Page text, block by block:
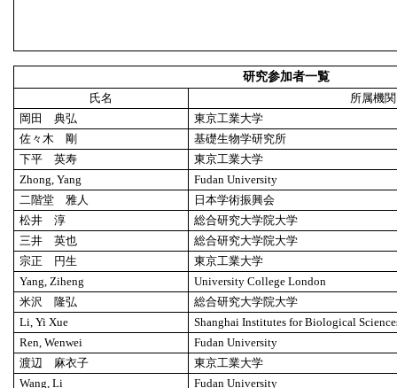
研究参加者一覧
氏名
所属機関
岡田 典弘
東京工業大学
佐々木 剛
基礎生物学研究所
下平 英寿
東京工業大学
Zhong, Yang
Fudan University
二階堂 雅人
日本学術振興会
松井 淳
総合研究大学院大学
三井 英也
総合研究大学院大学
宗正 円生
東京工業大学
Yang, Ziheng
University College London
米沢 隆弘
総合研究大学院大学
Li, Yi Xue
Shanghai Institutes for Biological
Ren, Wenwei
Fudan University
渡辺 麻衣子
東京工業大学
Wang, Li
Fudan University